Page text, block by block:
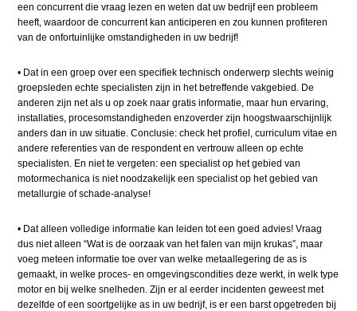
een concurrent die vraag lezen en weten dat uw bedrijf een probleem
heeft, waardoor de concurrent kan anticiperen en zou kunnen profiteren
van de onfortuinlijke omstandigheden in uw bedrijf!
• Dat in een groep over een specifiek technisch onderwerp slechts weinig
groepsleden echte specialisten zijn in het betreffende vakgebied. De
anderen zijn net als u op zoek naar gratis informatie, maar hun ervaring,
installaties, procesomstandigheden enzoverder zijn hoogstwaarschijnlijk
anders dan in uw situatie. Conclusie: check het profiel, curriculum vitae en
andere referenties van de respondent en vertrouw alleen op echte
specialisten. En niet te vergeten: een specialist op het gebied van
motormechanica is niet noodzakelijk een specialist op het gebied van
metallurgie of schade-analyse!
• Dat alleen volledige informatie kan leiden tot een goed advies! Vraag
dus niet alleen “Wat is de oorzaak van het falen van mijn krukas”, maar
voeg meteen informatie toe over van welke metaallegering de as is
gemaakt, in welke proces- en omgevingscondities deze werkt, in welk type
motor en bij welke snelheden. Zijn er al eerder incidenten geweest met
dezelfde of een soortgelijke as in uw bedrijf, is er een barst opgetreden bij